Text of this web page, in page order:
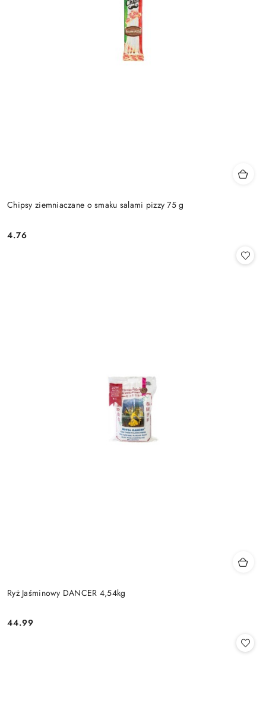
Chipsy ziemniaczane o smaku salami pizzy 75 g
Cena:
4.76
Ryż Jaśminowy DANCER 4,54kg
Cena:
44.99